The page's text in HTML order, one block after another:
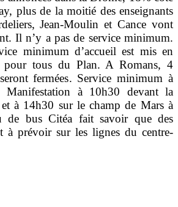
plus de la moitié des enseignants
Jean-Moulin et Cance vont
Il n’y a pas de service minimum.
minimum d’accueil est mis en
pour tous du Plan. A Romans, 4
fermées. Service minimum à
Manifestation à 10h30 devant la
à 14h30 sur le champ de Mars à
de bus Citéa fait savoir que des
à prévoir sur les lignes du centre-